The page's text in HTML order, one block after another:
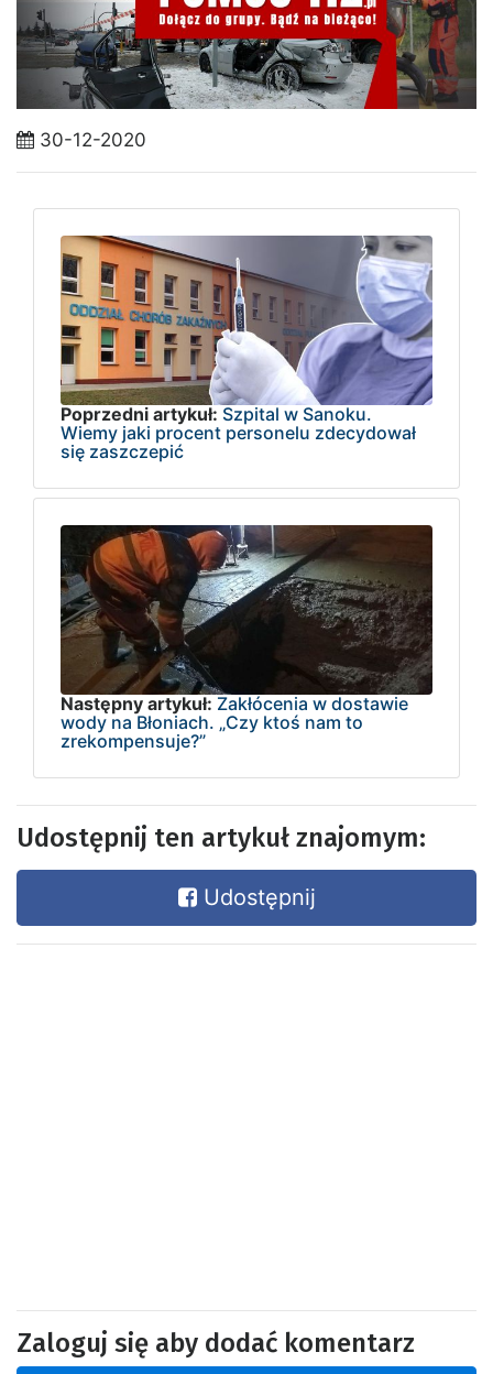
30-12-2020
Poprzedni artykuł: Szpital w Sanoku.
Wiemy jaki procent personelu zdecydował
się zaszczepić
Następny artykuł: Zakłócenia w dostawie
wody na Błoniach. „Czy ktoś nam to
zrekompensuje?”
Udostępnij ten artykuł znajomym:
Udostępnij
Zaloguj się aby dodać komentarz